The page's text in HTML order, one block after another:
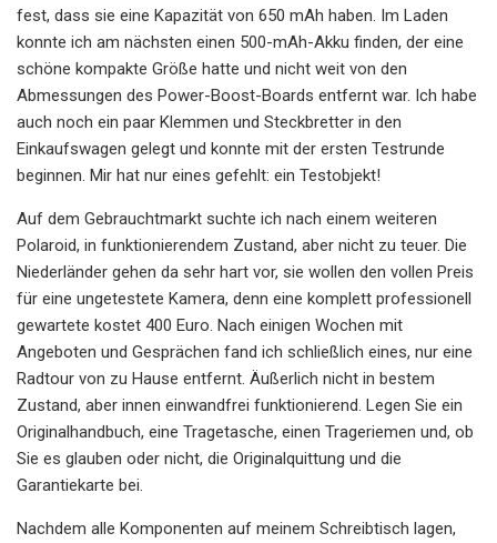
fest, dass sie eine Kapazität von 650 mAh haben. Im Laden
konnte ich am nächsten einen 500-mAh-Akku finden, der eine
schöne kompakte Größe hatte und nicht weit von den
Abmessungen des Power-Boost-Boards entfernt war. Ich habe
auch noch ein paar Klemmen und Steckbretter in den
Einkaufswagen gelegt und konnte mit der ersten Testrunde
beginnen. Mir hat nur eines gefehlt: ein Testobjekt!
Auf dem Gebrauchtmarkt suchte ich nach einem weiteren
Polaroid, in funktionierendem Zustand, aber nicht zu teuer. Die
Niederländer gehen da sehr hart vor, sie wollen den vollen Preis
für eine ungetestete Kamera, denn eine komplett professionell
gewartete kostet 400 Euro. Nach einigen Wochen mit
Angeboten und Gesprächen fand ich schließlich eines, nur eine
Radtour von zu Hause entfernt. Äußerlich nicht in bestem
Zustand, aber innen einwandfrei funktionierend. Legen Sie ein
Originalhandbuch, eine Tragetasche, einen Trageriemen und, ob
Sie es glauben oder nicht, die Originalquittung und die
Garantiekarte bei.
Nachdem alle Komponenten auf meinem Schreibtisch lagen,